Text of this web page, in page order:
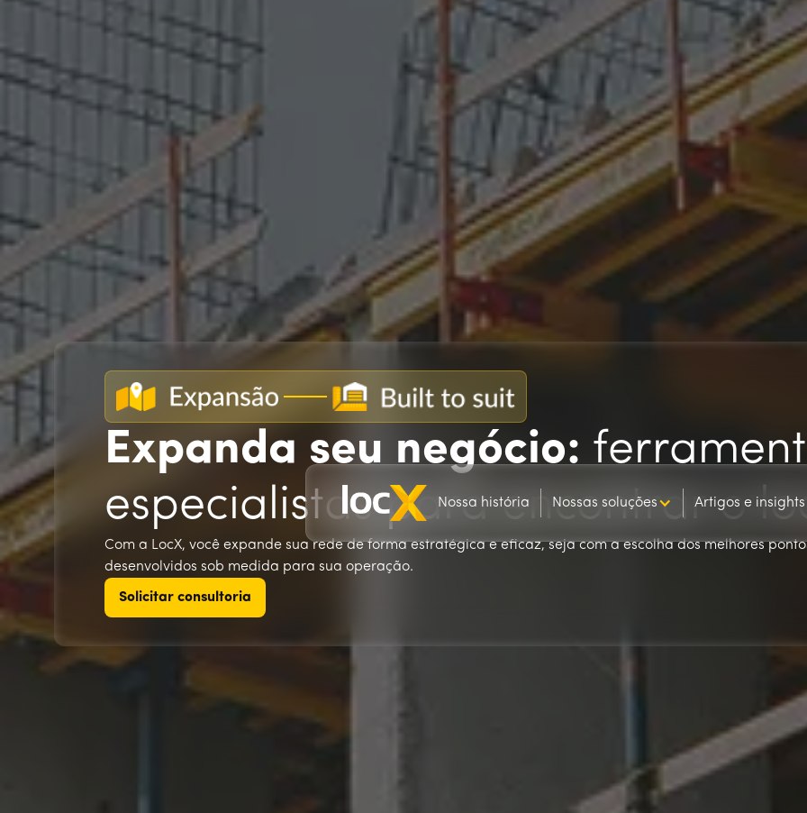
Nossa história Nossas soluções Artigos e insights
Expanda seu negócio:
especialistas para encontrar o
Com a LocX, você expande sua rede de forma estratégica e eficaz, seja com a escolha dos melhores
desenvolvidos sob medida para sua operação.
Solicitar consultoria
Solicitar consultoria